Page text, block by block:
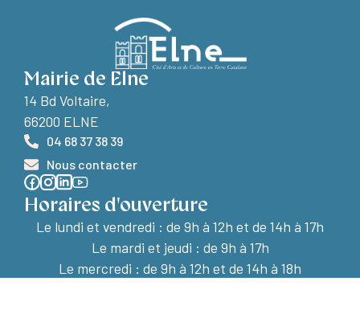
Mairie de Elne
14 Bd Voltaire,
66200 ELNE
04 68 37 38 39
Nous contacter
Horaires d'ouverture
Le lundi et vendredi : de 9h à 12h et de 14h à 17h
Le mardi et jeudi : de 9h à 17h
Le mercredi : de 9h à 12h et de 14h à 18h